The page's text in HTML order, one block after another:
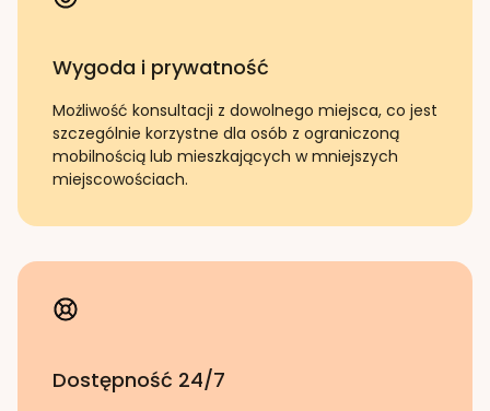
Wygoda i prywatność
Możliwość konsultacji z dowolnego miejsca, co jest
szczególnie korzystne dla osób z ograniczoną
mobilnością lub mieszkających w mniejszych
miejscowościach.
Dostępność 24/7